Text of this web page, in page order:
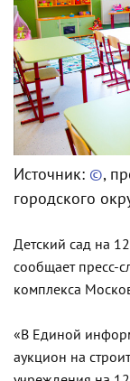
Источник: ©,
городского
Детский сад на
сообщает пресс-
комплекса
«В Единой
аукцион на